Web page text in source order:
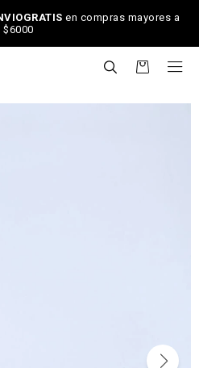
en compras mayores a
$6000
